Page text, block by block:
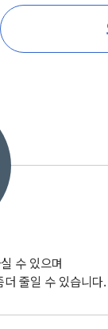
수 있으며
줄일 수 있습니다.